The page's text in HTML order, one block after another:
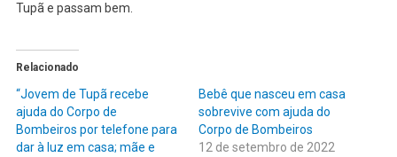
Tupã e passam bem.
Relacionado
“Jovem de Tupã recebe
ajuda do Corpo de
Bombeiros por telefone para
dar à luz em casa; mãe e
Bebê que nasceu em casa
sobrevive com ajuda do
Corpo de Bombeiros
12 de setembro de 2022